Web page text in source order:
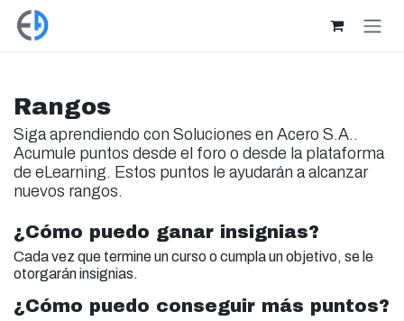
Ir al contenido
Rangos
Siga aprendiendo con Soluciones en Acero S.A..
Acumule puntos desde el foro o desde la plataforma
de eLearning. Estos puntos le ayudarán a alcanzar
nuevos rangos.
¿Cómo puedo ganar insignias?
Cada vez que termine un curso o cumpla un objetivo, se le
otorgarán insignias.
¿Cómo puedo conseguir más puntos?